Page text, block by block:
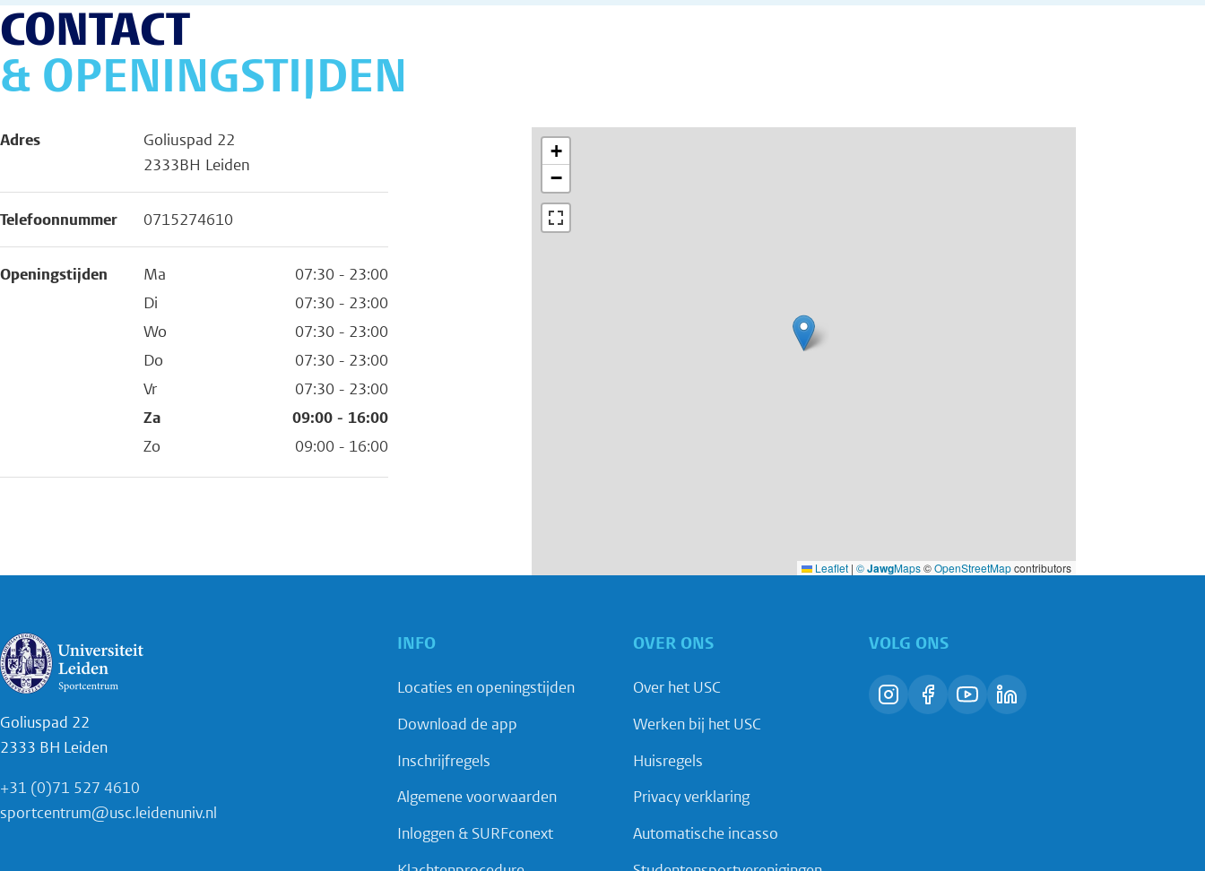
CONTACT
& OPENINGSTIJDEN
Adres
Goliuspad 22
2333BH Leiden
Telefoonnummer 0715274610
Openingstijden Ma
07:30 - 23:00
Di
07:30 - 23:00
Wo
07:30 - 23:00
Do
07:30 - 23:00
Vr
07:30 - 23:00
Za
09:00 - 16:00
Zo
09:00 - 16:00
+
−
Leaflet | ©JawgMaps©OpenStreetMapcontributors
Goliuspad 22
2333 BH Leiden
+31 (0)71 527 4610
sportcentrum@usc.leidenuniv.nl
INFO
Locaties en openingstijden
Download de app
Inschrijfregels
Algemene voorwaarden
Inloggen & SURFconext
OVER ONS
Over het USC
Werken bij het USC
Huisregels
Privacy verklaring
Automatische incasso
VOLG ONS